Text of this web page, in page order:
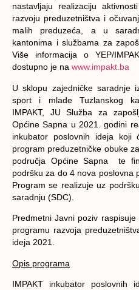
nastavljaju realizaciju
razvoju preduzetništva i
malih preduzeća, a u
kantonima i službama za
Više informacija o YEP/
dostupno je na www.impakt.ba
U sklopu zajedničke saradnje
sport i mlade Tuzlanskog
IMPAKT, JU Služba za
Općine Sapna u 2021. godini
inkubator poslovnih ideja koji
program preduzetničke obuke
područja Općine Sapna te
podršku za do 4 nova poslovna
Program se realizuje uz
saradnju (SDC).
Predmetni Javni poziv
programu razvoja
ideja 2021.
Opis programa
IMPAKT inkubator poslovnih